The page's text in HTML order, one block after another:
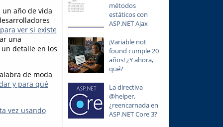
año de vida
ver si existe
una
detalle en los
de moda
y para qué
vez usando
métodos
estáticos con
ASP.NET Ajax
¡Variable not
found cumple 20
años! ¿Y ahora,
qué?
La directiva
@helper,
¿reencarnada en
ASP.NET Core 3?